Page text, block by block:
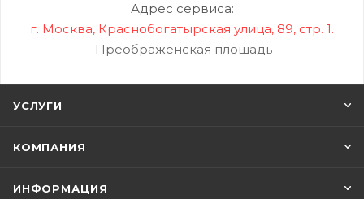
Адрес сервиса:
г. Москва, Краснобогатырская улица, 89, стр. 1.
Преображенская площадь
УСЛУГИ
КОМПАНИЯ
ИНФОРМАЦИЯ